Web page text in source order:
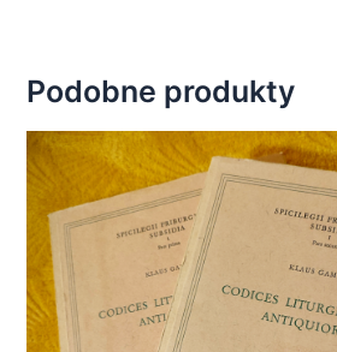
Podobne produkty